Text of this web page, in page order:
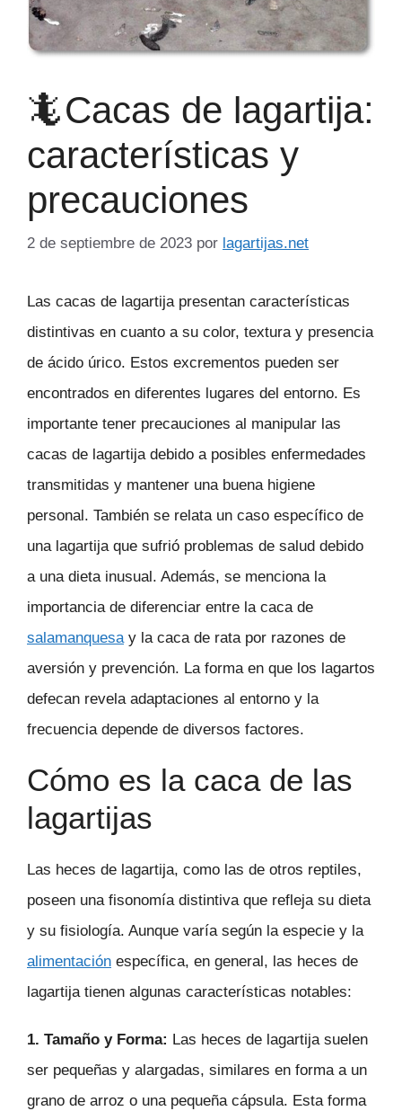
🦎Cacas de lagartija:
características y
precauciones
2 de septiembre de 2023 por lagartijas.net
Las cacas de lagartija presentan características
distintivas en cuanto a su color, textura y presencia
de ácido úrico. Estos excrementos pueden ser
encontrados en diferentes lugares del entorno. Es
importante tener precauciones al manipular las
cacas de lagartija debido a posibles enfermedades
transmitidas y mantener una buena higiene
personal. También se relata un caso específico de
una lagartija que sufrió problemas de salud debido
a una dieta inusual. Además, se menciona la
importancia de diferenciar entre la caca de
salamanquesa y la caca de rata por razones de
aversión y prevención. La forma en que los lagartos
defecan revela adaptaciones al entorno y la
frecuencia depende de diversos factores.
Cómo es la caca de las
lagartijas
Las heces de lagartija, como las de otros reptiles,
poseen una fisonomía distintiva que refleja su dieta
y su fisiología. Aunque varía según la especie y la
alimentación específica, en general, las heces de
lagartija tienen algunas características notables:
1. Tamaño y Forma: Las heces de lagartija suelen
ser pequeñas y alargadas, similares en forma a un
grano de arroz o una pequeña cápsula. Esta forma